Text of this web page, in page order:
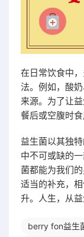
在日常饮食中
法。例如，酸
来源。为了让
餐后或空腹时
益生菌以其独
中不可或缺的
菌都能为我们
适当的补充，
升。人生，从益
berry fon益生